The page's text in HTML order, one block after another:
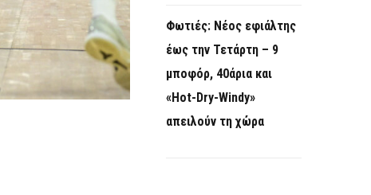
Φωτιές: Νέος εφιάλτης
έως την Τετάρτη – 9
μποφόρ, 40άρια και
«Hot-Dry-Windy»
απειλούν τη χώρα